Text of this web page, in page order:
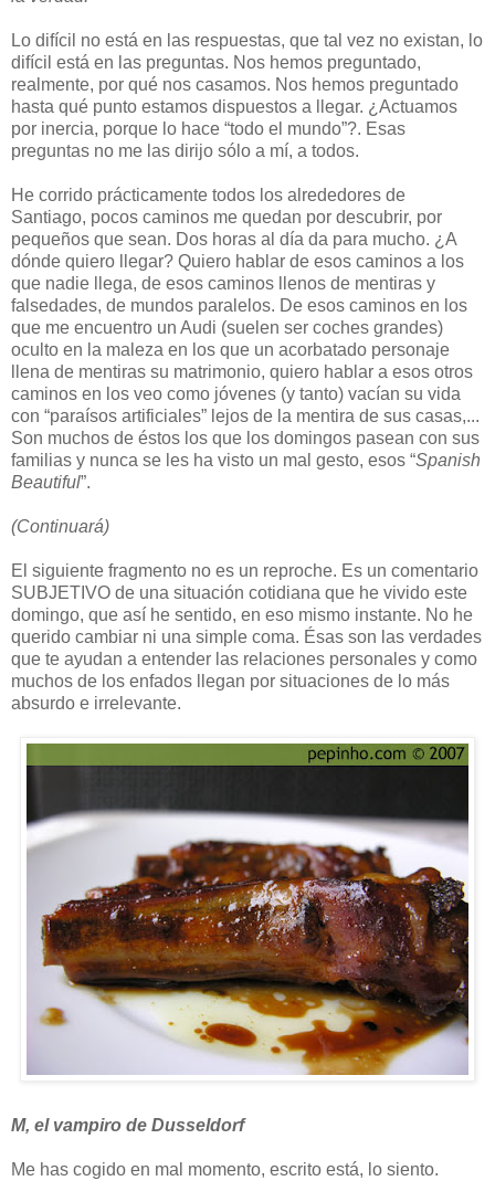
Lo difícil no está en las respuestas, que tal vez no existan, lo
difícil está en las preguntas. Nos hemos preguntado,
realmente, por qué nos casamos. Nos hemos preguntado
hasta qué punto estamos dispuestos a llegar. ¿Actuamos
por inercia, porque lo hace “todo el mundo”?. Esas
preguntas no me las dirijo sólo a mí, a todos.
He corrido prácticamente todos los alrededores de
Santiago, pocos caminos me quedan por descubrir, por
pequeños que sean. Dos horas al día da para mucho. ¿A
dónde quiero llegar? Quiero hablar de esos caminos a los
que nadie llega, de esos caminos llenos de mentiras y
falsedades, de mundos paralelos. De esos caminos en los
que me encuentro un Audi (suelen ser coches grandes)
oculto en la maleza en los que un acorbatado personaje
llena de mentiras su matrimonio, quiero hablar a esos otros
caminos en los veo como jóvenes (y tanto) vacían su vida
con “paraísos artificiales” lejos de la mentira de sus casas,...
Son muchos de éstos los que los domingos pasean con sus
familias y nunca se les ha visto un mal gesto, esos “Spanish
Beautiful”.
(Continuará)
El siguiente fragmento no es un reproche. Es un comentario
SUBJETIVO de una situación cotidiana que he vivido este
domingo, que así he sentido, en eso mismo instante. No he
querido cambiar ni una simple coma. Ésas son las verdades
que te ayudan a entender las relaciones personales y como
muchos de los enfados llegan por situaciones de lo más
absurdo e irrelevante.
M, el vampiro de Dusseldorf
Me has cogido en mal momento, escrito está, lo siento.